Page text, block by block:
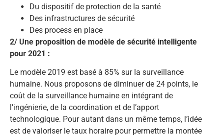
Du dispositif de protection de la santé
Des infrastructures de sécurité
Des process en place
2/ Une proposition de modèle de sécurité intelligente
pour 2021 :
Le modèle 2019 est basé à 85% sur la surveillance
humaine. Nous proposons de diminuer de 24 points, le
coût de la surveillance humaine en intégrant de
l’ingénierie, de la coordination et de l’apport
technologique. Pour autant dans un même temps, l’idée
est de valoriser le taux horaire pour permettre la montée